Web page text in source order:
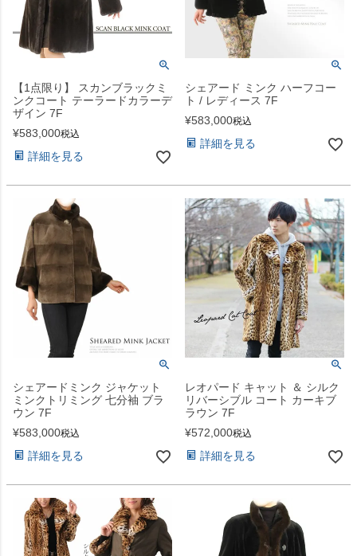
【1点限り】 スカンブラックミ
ンクコート テーラードカラーデ
ザイン 7F
¥583,000税込
詳細を見る
シェアード ミンク ハーフコー
ト / レディース 7F
¥583,000税込
詳細を見る
シェアードミンク ジャケット
ミンクトリミング 七分袖 ブラ
ウン 7F
¥583,000税込
詳細を見る
レオパード キャット ＆ シルク
リバーシブル コート カーキブ
ラウン 7F
¥572,000税込
詳細を見る